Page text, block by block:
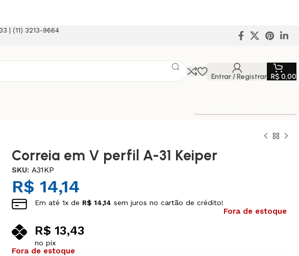
| (11) 3213-9664
Entrar / Registrar R$ 0,00
Correia em V perfil A-31 Keiper
SKU:A31KP
R$ 14,14
Em até1x de R$ 14,14 sem juros no cartão de crédito!
R$ 13,43
no pix
Fora de estoque
Fora de estoque